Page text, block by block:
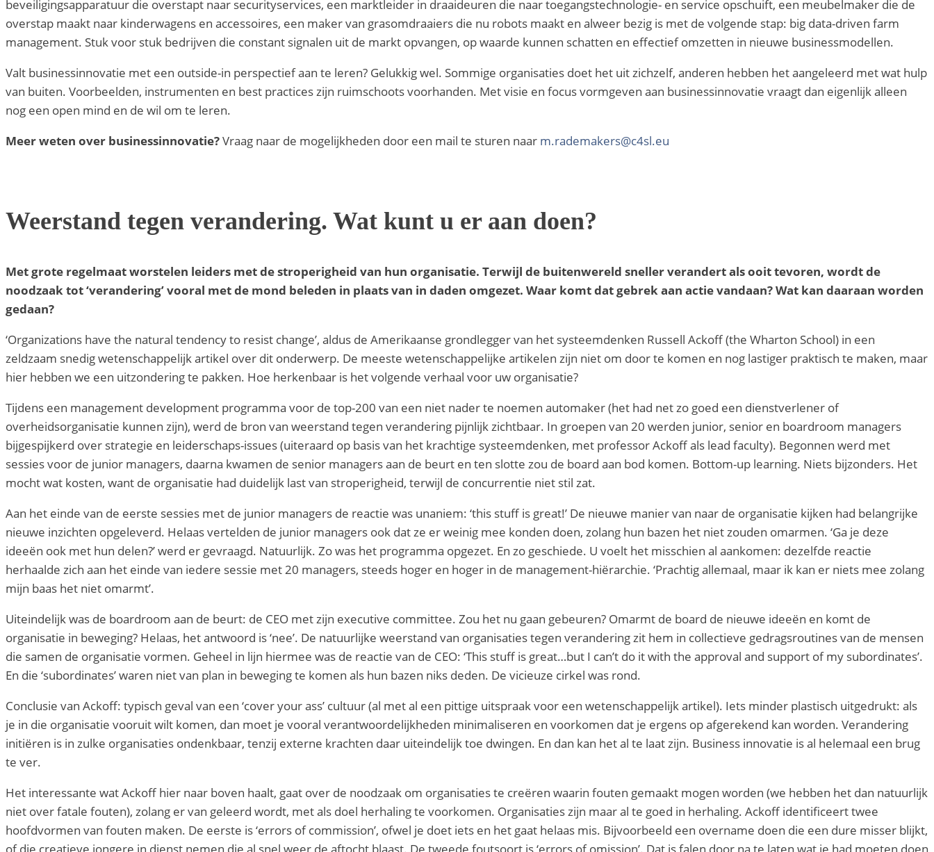
beveiligingsapparatuur die overstapt naar securityservices, een marktleider in draaideuren die naar toegangstechnologie- en service opschuift, een meubelmaker die de
overstap maakt naar kinderwagens en accessoires, een maker van grasomdraaiers die nu robots maakt en alweer bezig is met de volgende stap: big data-driven farm
management. Stuk voor stuk bedrijven die constant signalen uit de markt opvangen, op waarde kunnen schatten en effectief omzetten in nieuwe businessmodellen.
Valt businessinnovatie met een outside-in perspectief aan te leren? Gelukkig wel. Sommige organisaties doet het uit zichzelf, anderen hebben het aangeleerd met wat hulp
van buiten. Voorbeelden, instrumenten en best practices zijn ruimschoots voorhanden. Met visie en focus vormgeven aan businessinnovatie vraagt dan eigenlijk alleen
nog een open mind en de wil om te leren.
Meer weten over businessinnovatie?Vraag naar de mogelijkheden door een mail te sturen naar m.rademakers@c4sl.eu
Weerstand tegen verandering. Wat kunt u er aan doen?
Met grote regelmaat worstelen leiders met de stroperigheid van hun organisatie. Terwijl de buitenwereld sneller verandert als ooit tevoren, wordt de
noodzaak tot ‘verandering’ vooral met de mond beleden in plaats van in daden omgezet. Waar komt dat gebrek aan actie vandaan? Wat kan daaraan worden
gedaan?
‘Organizations have the natural tendency to resist change’, aldus de Amerikaanse grondlegger van het systeemdenken Russell Ackoff (the Wharton School) in een
zeldzaam snedig wetenschappelijk artikel over dit onderwerp. De meeste wetenschappelijke artikelen zijn niet om door te komen en nog lastiger praktisch te maken, maar
hier hebben we een uitzondering te pakken. Hoe herkenbaar is het volgende verhaal voor uw organisatie?
Tijdens een management development programma voor de top-200 van een niet nader te noemen automaker (het had net zo goed een dienstverlener of
overheidsorganisatie kunnen zijn), werd de bron van weerstand tegen verandering pijnlijk zichtbaar. In groepen van 20 werden junior, senior en boardroom managers
bijgespijkerd over strategie en leiderschaps-issues (uiteraard op basis van het krachtige systeemdenken, met professor Ackoff als lead faculty). Begonnen werd met
sessies voor de junior managers, daarna kwamen de senior managers aan de beurt en ten slotte zou de board aan bod komen. Bottom-up learning. Niets bijzonders. Het
mocht wat kosten, want de organisatie had duidelijk last van stroperigheid, terwijl de concurrentie niet stil zat.
Aan het einde van de eerste sessies met de junior managers de reactie was unaniem: ‘this stuff is great!’ De nieuwe manier van naar de organisatie kijken had belangrijke
nieuwe inzichten opgeleverd. Helaas vertelden de junior managers ook dat ze er weinig mee konden doen, zolang hun bazen het niet zouden omarmen. ‘Ga je deze
ideeën ook met hun delen?’ werd er gevraagd. Natuurlijk. Zo was het programma opgezet. En zo geschiede. U voelt het misschien al aankomen: dezelfde reactie
herhaalde zich aan het einde van iedere sessie met 20 managers, steeds hoger en hoger in de management-hiërarchie. ‘Prachtig allemaal, maar ik kan er niets mee zolang
mijn baas het niet omarmt’.
Uiteindelijk was de boardroom aan de beurt: de CEO met zijn executive committee. Zou het nu gaan gebeuren? Omarmt de board de nieuwe ideeën en komt de
organisatie in beweging? Helaas, het antwoord is ‘nee’. De natuurlijke weerstand van organisaties tegen verandering zit hem in collectieve gedragsroutines van de mensen
die samen de organisatie vormen. Geheel in lijn hiermee was de reactie van de CEO: ‘This stuff is great…but I can’t do it with the approval and support of my subordinates’.
En die ‘subordinates’ waren niet van plan in beweging te komen als hun bazen niks deden. De vicieuze cirkel was rond.
Conclusie van Ackoff: typisch geval van een ‘cover your ass’ cultuur (al met al een pittige uitspraak voor een wetenschappelijk artikel). Iets minder plastisch uitgedrukt: als
je in die organisatie vooruit wilt komen, dan moet je vooral verantwoordelijkheden minimaliseren en voorkomen dat je ergens op afgerekend kan worden. Verandering
initiëren is in zulke organisaties ondenkbaar, tenzij externe krachten daar uiteindelijk toe dwingen. En dan kan het al te laat zijn. Business innovatie is al helemaal een brug
te ver.
Het interessante wat Ackoff hier naar boven haalt, gaat over de noodzaak om organisaties te creëren waarin fouten gemaakt mogen worden (we hebben het dan natuurlijk
niet over fatale fouten), zolang er van geleerd wordt, met als doel herhaling te voorkomen. Organisaties zijn maar al te goed in herhaling. Ackoff identificeert twee
hoofdvormen van fouten maken. De eerste is ‘errors of commission’, ofwel je doet iets en het gaat helaas mis. Bijvoorbeeld een overname doen die een dure misser blijkt,
of die creatieve jongere in dienst nemen die al snel weer de aftocht blaast. De tweede foutsoort is ‘errors of omission’. Dat is falen door na te laten wat je had moeten doen